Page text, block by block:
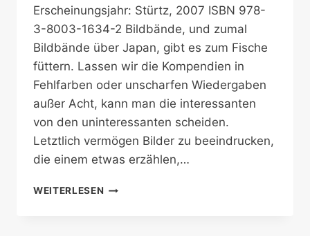
Erscheinungsjahr: Stürtz, 2007 ISBN 978-
3-8003-1634-2 Bildbände, und zumal
Bildbände über Japan, gibt es zum Fische
füttern. Lassen wir die Kompendien in
Fehlfarben oder unscharfen Wiedergaben
außer Acht, kann man die interessanten
von den uninteressanten scheiden.
Letztlich vermögen Bilder zu beeindrucken,
die einem etwas erzählen,…
WEITERLESEN OPULENTER